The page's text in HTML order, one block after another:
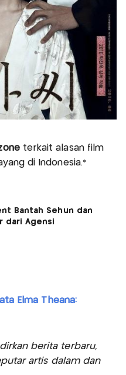
terkait alasan film
di Indonesia.*
Bantah Sehun dan
dari Agensi
Elma Theana:
berita terbaru,
artis dalam dan